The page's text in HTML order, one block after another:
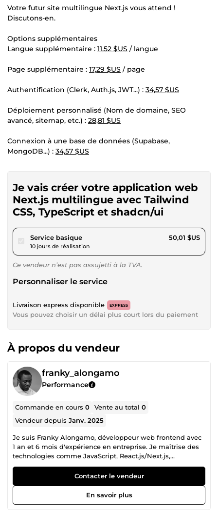
Votre futur site multilingue Next.js vous attend !
Discutons-en.
Options supplémentaires
Langue supplémentaire : 11,52 $US / langue
Page supplémentaire : 17,29 $US / page
Authentification (Clerk, Auth.js, JWT...) : 34,57 $US
Déploiement personnalisé (Nom de domaine, SEO
avancé, sitemap, etc.) : 28,81 $US
Connexion à une base de données (Supabase,
MongoDB...) : 34,57 $US
Je vais créer votre application web
Next.js multilingue avec Tailwind
CSS, TypeScript et shadcn/ui
Service basiquepour 46,09 $US
10 jours de réalisation
50,01 $US
Ce vendeur n’est pas assujetti à la TVA.
Personnaliser le service
Livraison express disponible EXPRESS
Vous pouvez choisir un délai plus court lors du paiement
À propos du vendeur
franky_alongamo
Performance
Commande en cours0 Vente au total0
Vendeur depuisJanv. 2025
Je suis Franky Alongamo, développeur web frontend avec
1 an et 6 mois d'expérience en entreprise. Je maîtrise des
technologies comme JavaScript, React.js/Next.js,
TypeScript, Tailwind CSS, ainsi que PrestaShop pour les
solutions e-commerce. Actuellement en 4ᵉ année
d'ingénierie informatique, je combine mes études avec
des projets professionnels, ce qui me permet de rester à
jour et de livrer des solutions web efficaces pour des
Contacter le vendeur
En savoir plus